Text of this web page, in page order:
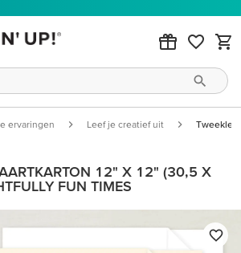
ervaringen Leef je creatief uit
12" X 12" (30,5 X
FUN TIMES